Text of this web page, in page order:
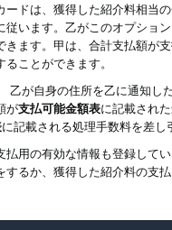
ドは、獲得した紹介料相当
います。乙がこのオプショ
きます。甲は、合計支払額が
ことができます。
が自身の住所を乙に通知し
が支払可能金額表に記載され
に記載される処理手数料を差し
用の有効な情報も登録して
るか、獲得した紹介料の支